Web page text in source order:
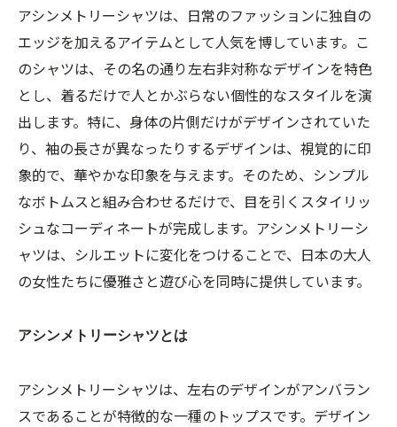
アシンメトリーシャツは、日常のファッションに独自の
エッジを加えるアイテムとして人気を博しています。こ
のシャツは、その名の通り左右非対称なデザインを特色
とし、着るだけで人とかぶらない個性的なスタイルを演
出します。特に、身体の片側だけがデザインされていた
り、袖の長さが異なったりするデザインは、視覚的に印
象的で、華やかな印象を与えます。そのため、シンプル
なボトムスと組み合わせるだけで、目を引くスタイリッ
シュなコーディネートが完成します。アシンメトリーシ
ャツは、シルエットに変化をつけることで、日本の大人
の女性たちに優雅さと遊び心を同時に提供しています。
アシンメトリーシャツとは
アシンメトリーシャツは、左右のデザインがアンバラン
スであることが特徴的な一種のトップスです。デザイン